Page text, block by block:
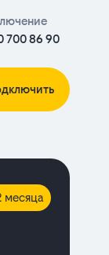
700 86 90
месяца